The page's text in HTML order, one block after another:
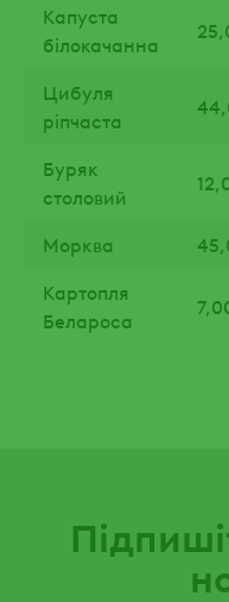
Капуста
білокачанна
Цибуля
ріпчаста
Буряк
столовий
Морква
Картопля
Белароса